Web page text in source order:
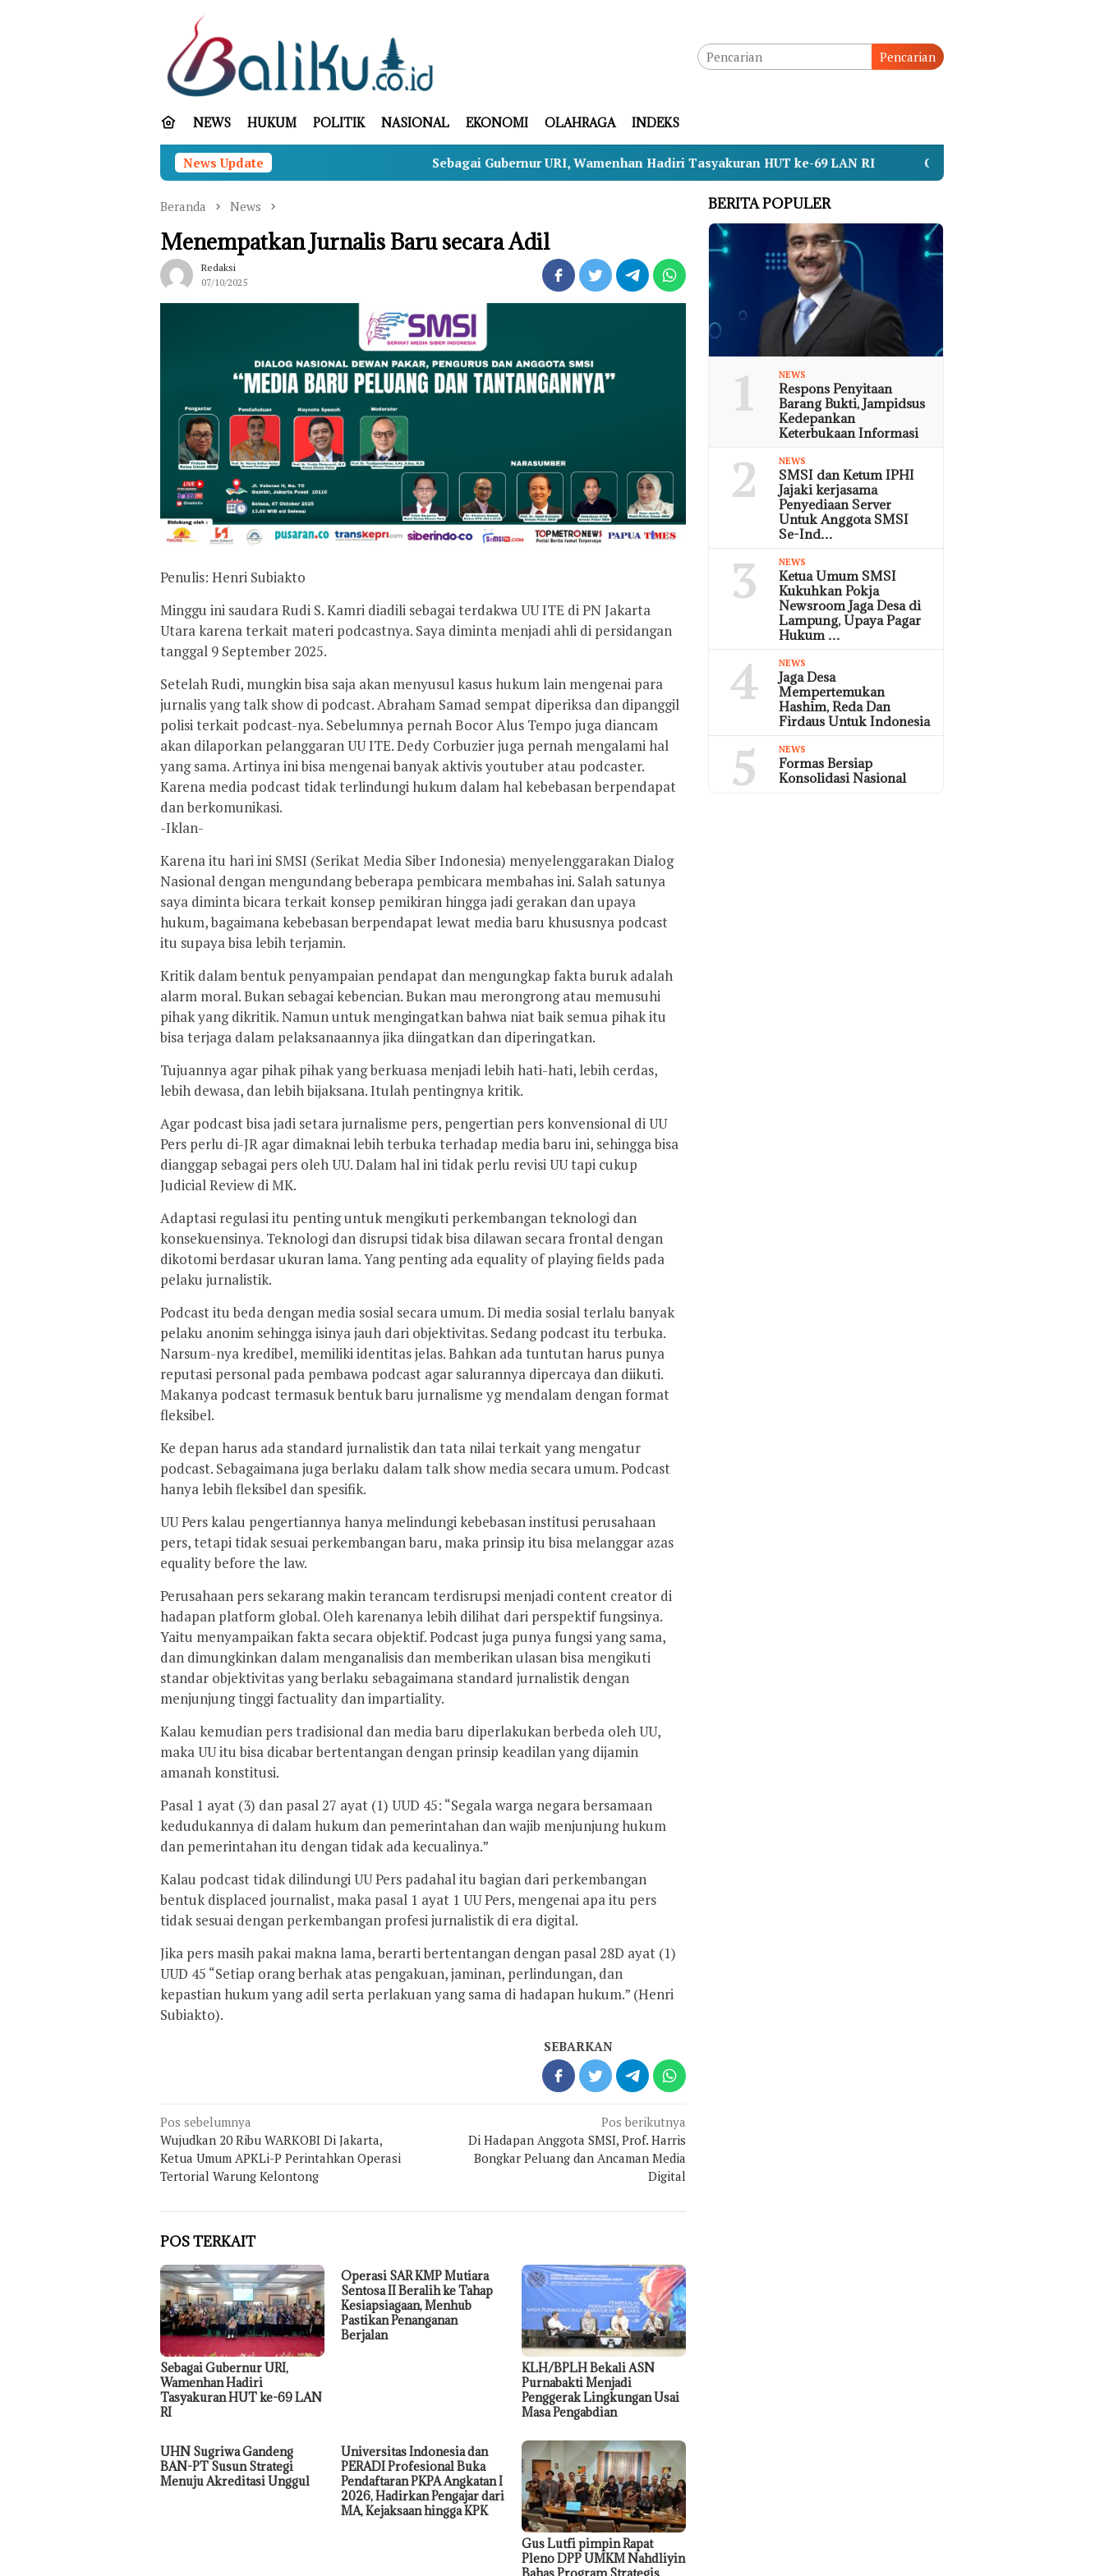
Pencarian
NEWS HUKUM POLITIK NASIONAL EKONOMI OLAHRAGA INDEKS
News Update Sebagai Gubernur URI, Wamenhan Hadiri Tasyakuran HUT ke-69 LAN RI Operasi SAR KMP Mutiara Sentosa II
Beranda News
Menempatkan Jurnalis Baru secara Adil
Redaksi
07/10/2025
Penulis: Henri Subiakto
Minggu ini saudara Rudi S. Kamri diadili sebagai terdakwa UU ITE di PN Jakarta
Utara karena terkait materi podcastnya. Saya diminta menjadi ahli di persidangan
tanggal 9 September 2025.
Setelah Rudi, mungkin bisa saja akan menyusul kasus hukum lain mengenai para
jurnalis yang talk show di podcast. Abraham Samad sempat diperiksa dan dipanggil
polisi terkait podcast-nya. Sebelumnya pernah Bocor Alus Tempo juga diancam
akan dilaporkan pelanggaran UU ITE. Dedy Corbuzier juga pernah mengalami hal
yang sama. Artinya ini bisa mengenai banyak aktivis youtuber atau podcaster.
Karena media podcast tidak terlindungi hukum dalam hal kebebasan berpendapat
dan berkomunikasi.
-Iklan-
Karena itu hari ini SMSI (Serikat Media Siber Indonesia) menyelenggarakan Dialog
Nasional dengan mengundang beberapa pembicara membahas ini. Salah satunya
saya diminta bicara terkait konsep pemikiran hingga jadi gerakan dan upaya
hukum, bagaimana kebebasan berpendapat lewat media baru khususnya podcast
itu supaya bisa lebih terjamin.
Kritik dalam bentuk penyampaian pendapat dan mengungkap fakta buruk adalah
alarm moral. Bukan sebagai kebencian. Bukan mau merongrong atau memusuhi
pihak yang dikritik. Namun untuk mengingatkan bahwa niat baik semua pihak itu
bisa terjaga dalam pelaksanaannya jika diingatkan dan diperingatkan.
Tujuannya agar pihak pihak yang berkuasa menjadi lebih hati-hati, lebih cerdas,
lebih dewasa, dan lebih bijaksana. Itulah pentingnya kritik.
Agar podcast bisa jadi setara jurnalisme pers, pengertian pers konvensional di UU
Pers perlu di-JR agar dimaknai lebih terbuka terhadap media baru ini, sehingga bisa
dianggap sebagai pers oleh UU. Dalam hal ini tidak perlu revisi UU tapi cukup
Judicial Review di MK.
Adaptasi regulasi itu penting untuk mengikuti perkembangan teknologi dan
konsekuensinya. Teknologi dan disrupsi tidak bisa dilawan secara frontal dengan
dikotomi berdasar ukuran lama. Yang penting ada equality of playing fields pada
pelaku jurnalistik.
Podcast itu beda dengan media sosial secara umum. Di media sosial terlalu banyak
pelaku anonim sehingga isinya jauh dari objektivitas. Sedang podcast itu terbuka.
Narsum-nya kredibel, memiliki identitas jelas. Bahkan ada tuntutan harus punya
reputasi personal pada pembawa podcast agar salurannya dipercaya dan diikuti.
Makanya podcast termasuk bentuk baru jurnalisme yg mendalam dengan format
fleksibel.
Ke depan harus ada standard jurnalistik dan tata nilai terkait yang mengatur
podcast. Sebagaimana juga berlaku dalam talk show media secara umum. Podcast
hanya lebih fleksibel dan spesifik.
UU Pers kalau pengertiannya hanya melindungi kebebasan institusi perusahaan
pers, tetapi tidak sesuai perkembangan baru, maka prinsip itu bisa melanggar azas
equality before the law.
Perusahaan pers sekarang makin terancam terdisrupsi menjadi content creator di
hadapan platform global. Oleh karenanya lebih dilihat dari perspektif fungsinya.
Yaitu menyampaikan fakta secara objektif. Podcast juga punya fungsi yang sama,
dan dimungkinkan dalam menganalisis dan memberikan ulasan bisa mengikuti
standar objektivitas yang berlaku sebagaimana standard jurnalistik dengan
menjunjung tinggi factuality dan impartiality.
Kalau kemudian pers tradisional dan media baru diperlakukan berbeda oleh UU,
maka UU itu bisa dicabar bertentangan dengan prinsip keadilan yang dijamin
amanah konstitusi.
Pasal 1 ayat (3) dan pasal 27 ayat (1) UUD 45: “Segala warga negara bersamaan
kedudukannya di dalam hukum dan pemerintahan dan wajib menjunjung hukum
dan pemerintahan itu dengan tidak ada kecualinya.”
Kalau podcast tidak dilindungi UU Pers padahal itu bagian dari perkembangan
bentuk displaced journalist, maka pasal 1 ayat 1 UU Pers, mengenai apa itu pers
tidak sesuai dengan perkembangan profesi jurnalistik di era digital.
Jika pers masih pakai makna lama, berarti bertentangan dengan pasal 28D ayat (1)
UUD 45 “Setiap orang berhak atas pengakuan, jaminan, perlindungan, dan
kepastian hukum yang adil serta perlakuan yang sama di hadapan hukum.” (Henri
Subiakto).
SEBARKAN
Navigasi
pos
Pos sebelumnya
Wujudkan 20 Ribu WARKOBI Di Jakarta,
Ketua Umum APKLi-P Perintahkan Operasi
Tertorial Warung Kelontong
Pos berikutnya
‎Di Hadapan Anggota SMSI, Prof. Harris
Bongkar Peluang dan Ancaman Media
Digital
POS TERKAIT
Sebagai Gubernur URI,
Wamenhan Hadiri
Tasyakuran HUT ke-69 LAN
RI
Operasi SAR KMP Mutiara
Sentosa II Beralih ke Tahap
Kesiapsiagaan, Menhub
Pastikan Penanganan
Berjalan
KLH/BPLH Bekali ASN
Purnabakti Menjadi
Penggerak Lingkungan Usai
Masa Pengabdian
UHN Sugriwa Gandeng
BAN-PT Susun Strategi
Menuju Akreditasi Unggul
Universitas Indonesia dan
PERADI Profesional Buka
Pendaftaran PKPA Angkatan I
2026, Hadirkan Pengajar dari
MA, Kejaksaan hingga KPK
Gus Lutfi pimpin Rapat
Pleno DPP UMKM Nahdliyin
BERITA POPULER
1 NEWS
Respons Penyitaan
Barang Bukti, Jampidsus
Kedepankan
Keterbukaan Informasi
2 NEWS
SMSI dan Ketum IPHI
Jajaki kerjasama
Penyediaan Server
Untuk Anggota SMSI
Se-Ind…
3 NEWS
Ketua Umum SMSI
Kukuhkan Pokja
Newsroom Jaga Desa di
Lampung, Upaya Pagar
Hukum …
4 NEWS
Jaga Desa
Mempertemukan
Hashim, Reda Dan
Firdaus Untuk Indonesia
5 NEWS
Formas Bersiap
Konsolidasi Nasional